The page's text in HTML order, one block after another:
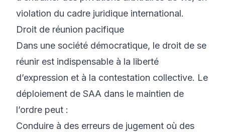
violation du cadre juridique international.
Droit de réunion pacifique
Dans une société démocratique, le droit de se
réunir est indispensable à la liberté
d’expression et à la contestation collective. Le
déploiement de SAA dans le maintien de
l’ordre peut :
Conduire à des erreurs de jugement où des